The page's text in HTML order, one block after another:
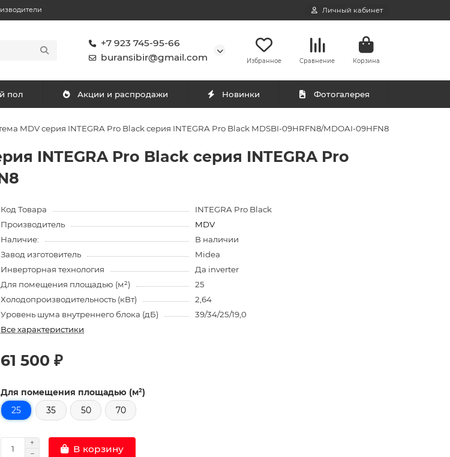
Личный кабинет
+7 923 745-95-66
buransibir@gmail.com
Избранное Сравнение Корзина
пол Акции и распродажи Новинки Фотогалерея
MDV серия INTEGRA Pro Black серия INTEGRA Pro Black MDSBI-09HRFN8/MDOAI-09HFN8
INTEGRA Pro Black серия INTEGRA Pro
Код Товара
INTEGRA Pro Black
Производитель
MDV
Наличие:
В наличии
Завод изготовитель
Midea
Инверторная технология
Да inverter
Для помещения площадью (м²)
25
Холодопроизводительность (кВт)
2,64
Уровень шума внутреннего блока (дБ)
39/34/25/19,0
Все характеристики
61 500 ₽
Для помещения площадью (м²)
25
35 50 70
В корзину